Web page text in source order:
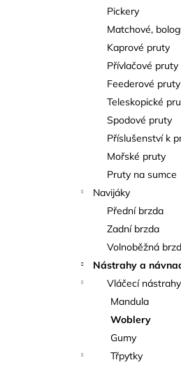
Pickery
Matchové,
Kaprové pruty
Přívlačové pruty
Feederové pruty
Teleskopické
Spodové pruty
Příslušenství k
Mořské pruty
Pruty na sumce
Navijáky
Přední brzda
Zadní brzda
Volnoběžná
Nástrahy a
Vláčecí nástrahy
Mandula
Woblery
Gumy
Třpytky
KAPROVÁ SMĚS
KONOPÁSKA